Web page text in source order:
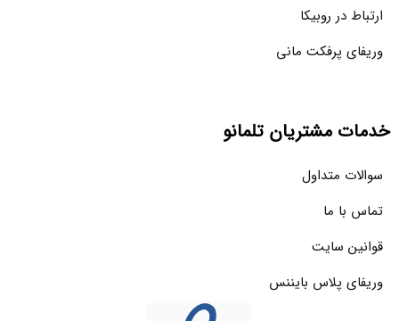
ارتباط در روبیکا
وریفای پرفکت مانی
خدمات مشتریان تلمانو
سوالات متداول
تماس با ما
قوانین سایت
وریفای پلاس بایننس